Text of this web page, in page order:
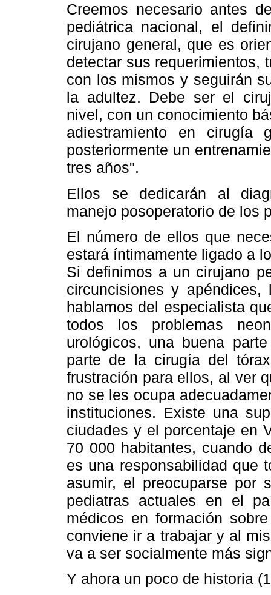
Creemos necesario antes
pediátrica nacional, el
cirujano general, que es
detectar sus requerimientos,
con los mismos y seguirán
la adultez. Debe ser el
nivel, con un conocimiento
adiestramiento en
posteriormente un
tres años".
Ellos se dedicarán al
manejo posoperatorio de los
El número de ellos que
estará íntimamente ligado a
Si definimos a un cirujano
circuncisiones y
hablamos del especialista
todos los problemas
urológicos, una buena
parte de la cirugía del
frustración para ellos, al ver
no se les ocupa
instituciones. Existe una
ciudades y el porcentaje en
70 000 habitantes, cuando
es una responsabilidad que
asumir, el preocuparse por
pediatras actuales en el
médicos en formación
conviene ir a trabajar y al
va a ser socialmente más
Y ahora un poco de historia